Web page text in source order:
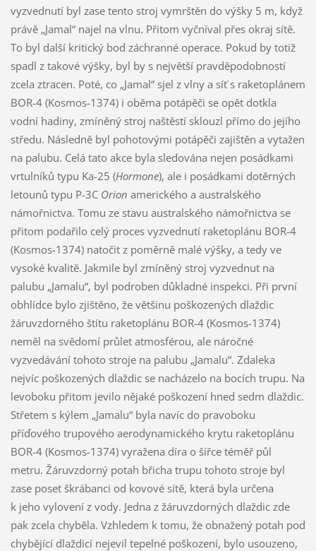
vyzvednutí byl zase tento stroj vymrštěn do výšky 5 m, když
právě „Jamal“ najel na vlnu. Přitom vyčníval přes okraj sítě.
To byl další kritický bod záchranné operace. Pokud by totiž
spadl z takové výšky, byl by s největší pravděpodobností
zcela ztracen. Poté, co „Jamal“ sjel z vlny a síť s raketoplánem
BOR-4 (Kosmos-1374) i oběma potápěči se opět dotkla
vodní hadiny, zmíněný stroj naštěstí sklouzl přímo do jejího
středu. Následně byl pohotovými potápěči zajištěn a vytažen
na palubu. Celá tato akce byla sledována nejen posádkami
vrtulníků typu Ka-25 (Hormone), ale i posádkami dotěrných
letounů typu P-3C Orion amerického a australského
námořnictva. Tomu ze stavu australského námořnictva se
přitom podařilo celý proces vyzvednutí raketoplánu BOR-4
(Kosmos-1374) natočit z poměrně malé výšky, a tedy ve
vysoké kvalitě. Jakmile byl zmíněný stroj vyzvednut na
palubu „Jamalu“, byl podroben důkladné inspekci. Při první
obhlídce bylo zjištěno, že většinu poškozených dlaždic
žáruvzdorného štítu raketoplánu BOR-4 (Kosmos-1374)
neměl na svědomí průlet atmosférou, ale náročné
vyzvedávání tohoto stroje na palubu „Jamalu“. Zdaleka
nejvíc poškozených dlaždic se nacházelo na bocích trupu. Na
levoboku přitom jevilo nějaké poškození hned sedm dlaždic.
Střetem s kýlem „Jamalu“ byla navíc do pravoboku
příďového trupového aerodynamického krytu raketoplánu
BOR-4 (Kosmos-1374) vyražena díra o šířce téměř půl
metru. Žáruvzdorný potah břicha trupu tohoto stroje byl
zase poset škrábanci od kovové sítě, která byla určena
k jeho vylovení z vody. Jedna z žáruvzdorných dlaždic zde
pak zcela chyběla. Vzhledem k tomu, že obnažený potah pod
chybějící dlaždicí nejevil tepelné poškození, bylo usouzeno,